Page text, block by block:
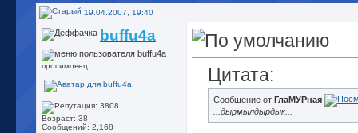
19.04.2007, 19:40
buffu4a
просимовец
Возраст: 38
Сообщений: 2,168
Цитата:
Сообщение от ГлаМУРная
...дырмылдырдык...